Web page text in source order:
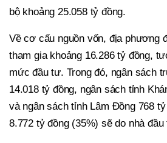
bộ khoảng 25.058 tỷ đồng.
Về cơ cấu nguồn vốn, địa phương
tham gia khoảng 16.286 tỷ đồng,
mức đầu tư. Trong đó, ngân sách
14.018 tỷ đồng, ngân sách tỉnh
và ngân sách tỉnh Lâm Đồng 768
8.772 tỷ đồng (35%) sẽ do nhà